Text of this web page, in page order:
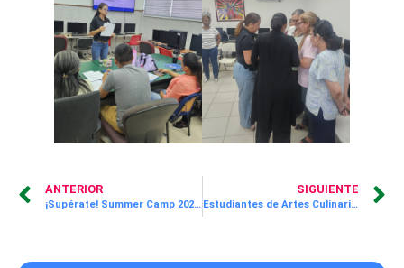
ANTERIOR
¡Supérate! Summer Camp 2026: Construyendo sueños y habilidades para el éxito
SIGUIENTE
Estudiantes de Artes Culinarias participan en taller de masa de hojaldre por Harinas del Istmo